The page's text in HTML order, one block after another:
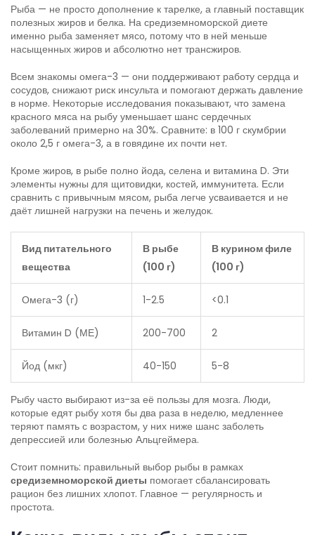
Рыба — не просто дополнение к тарелке, а главный поставщик
полезных жиров и белка. На средиземноморской диете
именно рыба заменяет мясо, потому что в ней меньше
насыщенных жиров и абсолютно нет трансжиров.
Всем знакомы омега-3 — они поддерживают работу сердца и
сосудов, снижают риск инсульта и помогают держать давление
в норме. Некоторые исследования показывают, что замена
красного мяса на рыбу уменьшает шанс сердечных
заболеваний примерно на 30%. Сравните: в 100 г скумбрии
около 2,5 г омега-3, а в говядине их почти нет.
Кроме жиров, в рыбе полно йода, селена и витамина D. Эти
элементы нужны для щитовидки, костей, иммунитета. Если
сравнить с привычным мясом, рыба легче усваивается и не
даёт лишней нагрузки на печень и желудок.
Вид питательного
вещества
В рыбе
(100 г)
В курином филе
(100 г)
Омега-3 (г) 1-2.5 <0.1
Витамин D (МЕ) 200-700 2
Йод (мкг) 40-150 5-8
Рыбу часто выбирают из-за её пользы для мозга. Люди,
которые едят рыбу хотя бы два раза в неделю, медленнее
теряют память с возрастом, у них ниже шанс заболеть
депрессией или болезнью Альцгеймера.
Стоит помнить: правильный выбор рыбы в рамках
средиземноморской диеты помогает сбалансировать
рацион без лишних хлопот. Главное — регулярность и
простота.